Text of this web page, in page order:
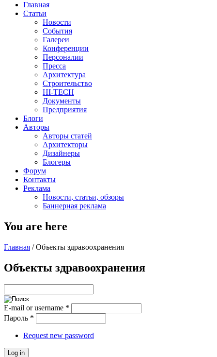
Главная
Статьи
Новости
События
Галереи
Конференции
Персоналии
Пресса
Архитектура
Строительство
HI-TECH
Документы
Предприятия
Блоги
Авторы
Авторы статей
Архитекторы
Дизайнеры
Блогеры
Форум
Контакты
Реклама
Новости, статьи, обзоры
Баннерная реклама
You are here
Главная / Объекты здравоохранения
Объекты здравоохранения
E-mail or username *
Пароль *
Request new password
Log in